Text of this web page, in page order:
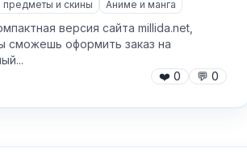
вопросы
Нейросети
Новеллы и ролевые
Новости и блоги
Обменники и биржи
чтобы бесплатно
Войти через Telegram
и скины Аниме и манга
версия сайта millida.net,
сможешь оформить заказ на
❤️ 0 💬 0